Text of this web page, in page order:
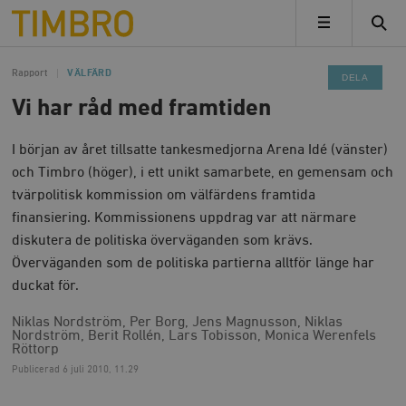
Timbro
MENY
Rapport VÄLFÄRD
Vi har råd med framtiden
I början av året tillsatte tankesmedjorna Arena Idé (vänster)
och Timbro (höger), i ett unikt samarbete, en gemensam och
tvärpolitisk kommission om välfärdens framtida
finansiering. Kommissionens uppdrag var att närmare
diskutera de politiska överväganden som krävs.
Överväganden som de politiska partierna alltför länge har
duckat för.
Niklas Nordström, Per Borg, Jens Magnusson, Niklas
Nordström, Berit Rollén, Lars Tobisson, Monica Werenfels
Röttorp
Publicerad 6 juli 2010, 11.29
DELA